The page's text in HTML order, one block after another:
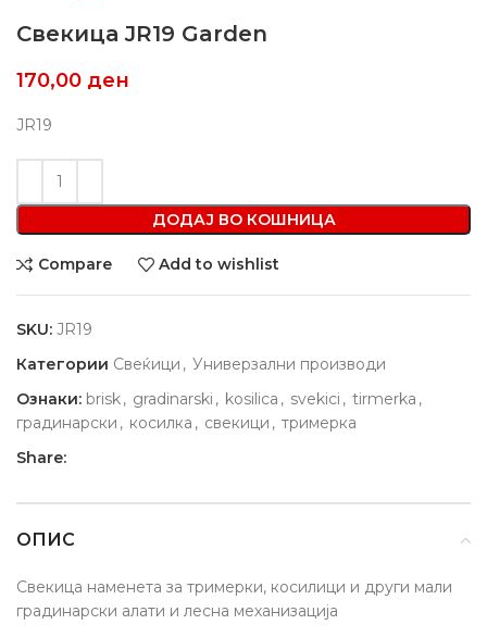
Свекица JR19 Garden
170,00 ден
JR19
ДОДАЈ ВО КОШНИЦА
Compare Add to wishlist
SKU: JR19
Категории Свеќици , Универзални производи
Ознаки: brisk, gradinarski , kosilica , svekici , tirmerka ,
градинарски , косилка , свекици , тримерка
Share:
ОПИС
Свекица наменета за тримерки, косилици и други мали
градинарски алати и лесна механизација